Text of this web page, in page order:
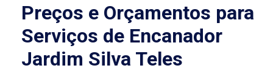
Preços e Orçamentos para
Serviços de Encanador
Jardim Silva Teles